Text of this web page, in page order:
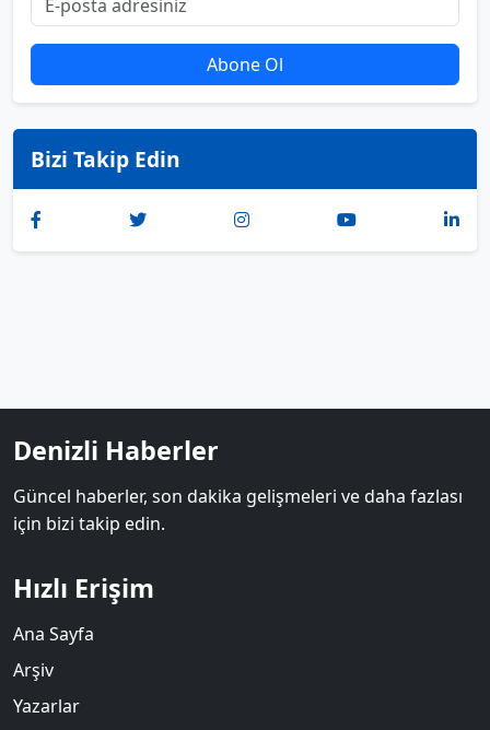
Abone Ol
Bizi Takip Edin
Denizli Haberler
Güncel haberler, son dakika gelişmeleri ve daha fazlası
için bizi takip edin.
Hızlı Erişim
Ana Sayfa
Arşiv
Yazarlar